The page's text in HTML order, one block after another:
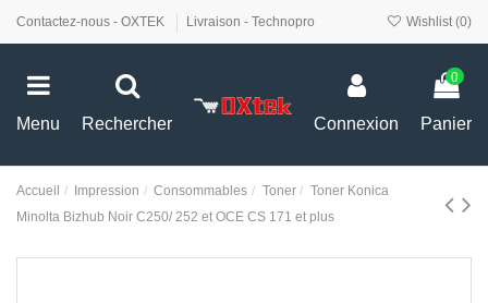
Contactez-nous - OXTEK Livraison - Technopro Wishlist (0)
Menu Rechercher Connexion
0
Panier
Accueil Impression Consommables Toner
Toner Konica
Minolta Bizhub Noir C250/ 252 et OCE CS 171 et plus